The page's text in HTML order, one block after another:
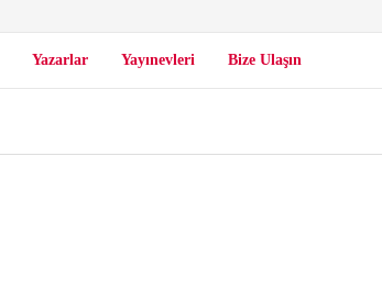
Yazarlar Yayınevleri Bize Ulaşın